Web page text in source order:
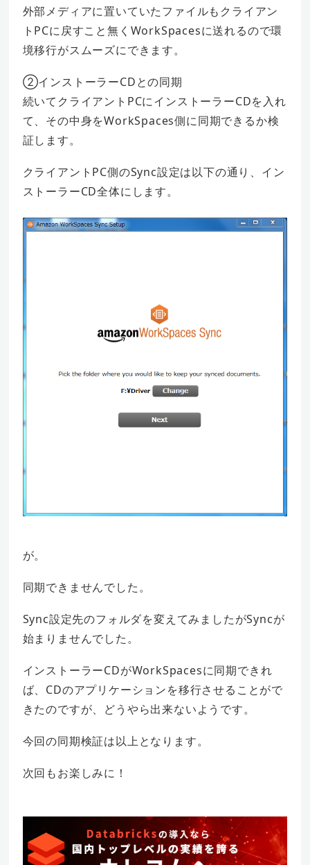
外部メディアに置いていたファイルもクライアン
トPCに戻すこと無くWorkSpacesに送れるので環
境移行がスムーズにできます。
②インストーラーCDとの同期
続いてクライアントPCにインストーラーCDを入れ
て、その中身をWorkSpaces側に同期できるか検
証します。
クライアントPC側のSync設定は以下の通り、イン
ストーラーCD全体にします。
が。
同期できませんでした。
Sync設定先のフォルダを変えてみましたがSyncが
始まりませんでした。
インストーラーCDがWorkSpacesに同期できれ
ば、CDのアプリケーションを移行させることがで
きたのですが、どうやら出来ないようです。
今回の同期検証は以上となります。
次回もお楽しみに！